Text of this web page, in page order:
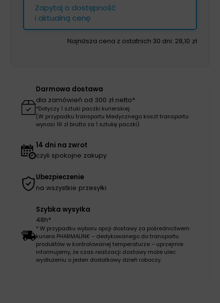
Zapytaj o dostępność
i aktualną cenę
Najniższa cena z ostatnich 30 dni: 28,10 zł
Darmowa dostawa
dla zamówień od 300 zł netto*
*Dotyczy 1 sztuki paczki kurierskiej
(W przypadku transportu Medycznego koszt transportu
wynosi 16 zł brutto za 1 sztukę paczki)
14 dni na zwrot
czyli spokojne zakupy
Ubezpieczenie
na wszystkie przesyłki
Szybka wysyłka
48h*
* W przypadku wyboru opcji dostawy za pośrednictwem
kuriera PHARMALINK – dedykowanego do transportu
produktów w kontrolowanej temperaturze – uprzejmie
informujemy, że czas realizacji dostawy może ulec
wydłużeniu o jeden dodatkowy dzień roboczy.